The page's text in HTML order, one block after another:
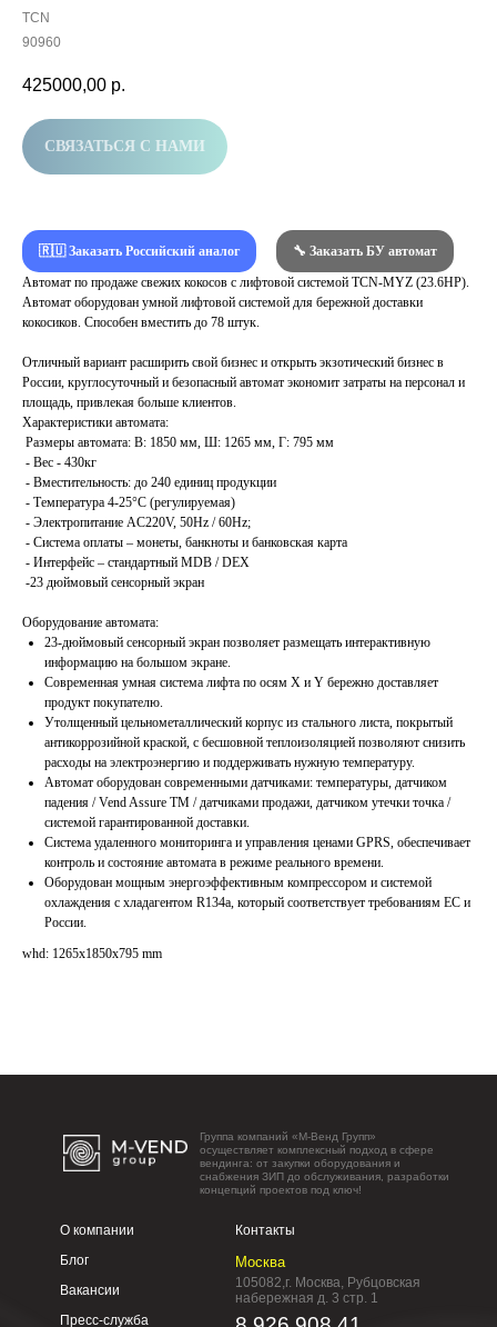
ТCN
90960
425000,00 р.
СВЯЗАТЬСЯ С НАМИ
🇷🇺 Заказать Российский аналог
🔧 Заказать БУ автомат
Автомат по продаже свежих кокосов с лифтовой системой TCN-MYZ (23.6HP).
Автомат оборудован умной лифтовой системой для бережной доставки
кокосиков. Способен вместить до 78 штук.
Отличный вариант расширить свой бизнес и открыть экзотический бизнес в
России, круглосуточный и безопасный автомат экономит затраты на персонал и
площадь, привлекая больше клиентов.
Характеристики автомата:
Размеры автомата: В: 1850 мм, Ш: 1265 мм, Г: 795 мм
- Вес - 430кг
- Вместительность: до 240 единиц продукции
- Температура 4-25°C (регулируемая)
- Электропитание AC220V, 50Hz / 60Hz;
- Система оплаты – монеты, банкноты и банковская карта
- Интерфейс – стандартный MDB / DEX
-23 дюймовый сенсорный экран
Оборудование автомата:
23-дюймовый сенсорный экран позволяет размещать интерактивную
информацию на большом экране.
Современная умная система лифта по осям Х и Y бережно доставляет
продукт покупателю.
Утолщенный цельнометаллический корпус из стального листа, покрытый
антикоррозийной краской, с бесшовной теплоизоляцией позволяют снизить
расходы на электроэнергию и поддерживать нужную температуру.
Автомат оборудован современными датчиками: температуры, датчиком
падения / Vend Assure TM / датчиками продажи, датчиком утечки точка /
системой гарантированной доставки.
Система удаленного мониторинга и управления ценами GPRS, обеспечивает
контроль и состояние автомата в режиме реального времени.
Оборудован мощным энергоэффективным компрессором и системой
охлаждения с хладагентом R134a, который соответствует требованиям ЕС и
России.
whd: 1265x1850x795 mm
Группа компаний «М-Венд Групп»
осуществляет комплексный подход в сфере
вендинга: от закупки оборудования и
снабжения ЗИП до обслуживания, разработки
концепций проектов под ключ!
О компании
Блог
Вакансии
Пресс-служба
Контакты
Москва
105082,г. Москва, Рубцовская
набережная д. 3 стр. 1